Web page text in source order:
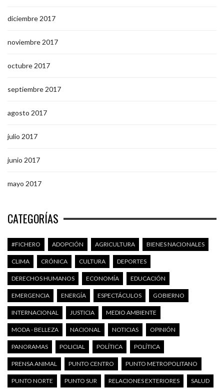
diciembre 2017
noviembre 2017
octubre 2017
septiembre 2017
agosto 2017
julio 2017
junio 2017
mayo 2017
CATEGORÍAS
#FICHERO ADOPCIÓN AGRICULTURA BIENES NACIONALES
CLIMA CRÓNICA CULTURA DEPORTES
DERECHOS HUMANOS ECONOMÍA EDUCACIÓN
EMERGENCIA ENERGÍA ESPECTÁCULOS GOBIERNO
INTERNACIONAL JUSTICIA MEDIO AMBIENTE
MODA - BELLEZA NACIONAL NOTICIAS OPINIÓN
PANORAMAS POLICIAL POLÍTICA POLÍTICA
PRENSA ANIMAL PUNTO CENTRO PUNTO METROPOLITANO
PUNTO NORTE PUNTO SUR RELACIONES EXTERIORES SALUD